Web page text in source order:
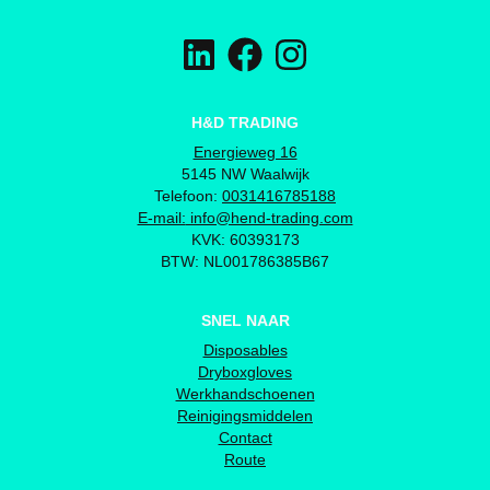
H&D TRADING
Energieweg 16
5145 NW Waalwijk
Telefoon: 0031416785188
E-mail: info@hend-trading.com
KVK: 60393173
BTW: NL001786385B67
SNEL NAAR
Disposables
Dryboxgloves
Werkhandschoenen
Reinigingsmiddelen
Contact
Route